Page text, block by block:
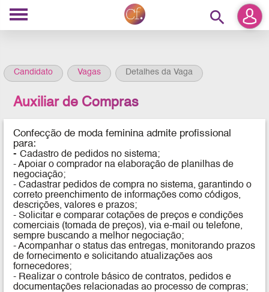
search
Candidato Vagas Detalhes da Vaga
Auxiliar de Compras
Confecção de moda feminina admite profissional
para:
-Cadastro de pedidos no sistema;
- Apoiar o comprador na elaboração de planilhas de
negociação;
- Cadastrar pedidos de compra no sistema, garantindo o
correto preenchimento de informações como códigos,
descrições, valores e prazos;
- Solicitar e comparar cotações de preços e condições
comerciais (tomada de preços), via e-mail ou telefone,
sempre buscando a melhor negociação;
- Acompanhar o status das entregas, monitorando prazos
de fornecimento e solicitando atualizações aos
fornecedores;
- Realizar o controle básico de contratos, pedidos e
documentações relacionadas ao processo de compras;